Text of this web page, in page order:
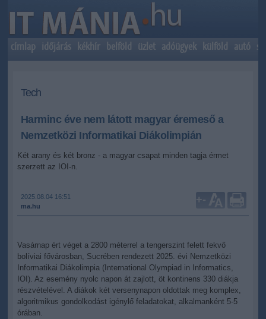
címlap időjárás kékhír belföld üzlet adóügyek külföld autó
Tech
Harminc éve nem látott magyar éremeső a
Nemzetközi Informatikai Diákolimpián
Két arany és két bronz - a magyar csapat minden tagja érmet
szerzett az IOI-n.
2025.08.04 16:51
ma.hu
+-
Vasárnap ért véget a 2800 méterrel a tengerszint felett fekvő
bolíviai fővárosban, Sucrében rendezett 2025. évi Nemzetközi
Informatikai Diákolimpia (International Olympiad in Informatics,
IOI). Az esemény nyolc napon át zajlott, öt kontinens 330 diákja
részvételével. A diákok két versenynapon oldottak meg komplex,
algoritmikus gondolkodást igénylő feladatokat, alkalmanként 5-5
órában.